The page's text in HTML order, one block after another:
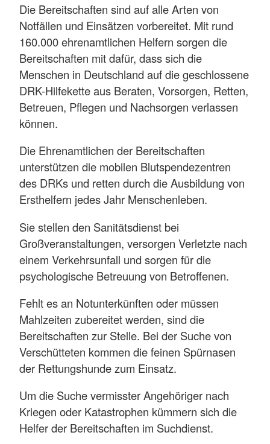
Die Bereitschaften sind auf alle Arten von
Notfällen und Einsätzen vorbereitet. Mit rund
160.000 ehrenamtlichen Helfern sorgen die
Bereitschaften mit dafür, dass sich die
Menschen in Deutschland auf die geschlossene
DRK-Hilfekette aus Beraten, Vorsorgen, Retten,
Betreuen, Pflegen und Nachsorgen verlassen
können.
Die Ehrenamtlichen der Bereitschaften
unterstützen die mobilen Blutspendezentren
des DRKs und retten durch die Ausbildung von
Ersthelfern jedes Jahr Menschenleben.
Sie stellen den Sanitätsdienst bei
Großveranstaltungen, versorgen Verletzte nach
einem Verkehrsunfall und sorgen für die
psychologische Betreuung von Betroffenen.
Fehlt es an Notunterkünften oder müssen
Mahlzeiten zubereitet werden, sind die
Bereitschaften zur Stelle. Bei der Suche von
Verschütteten kommen die feinen Spürnasen
der Rettungshunde zum Einsatz.
Um die Suche vermisster Angehöriger nach
Kriegen oder Katastrophen kümmern sich die
Helfer der Bereitschaften im Suchdienst.